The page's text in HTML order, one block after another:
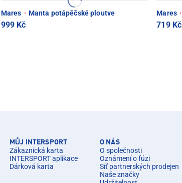
Mares · Manta potápěčské ploutve
999 Kč
Mares ·
719 Kč
MŮJ INTERSPORT
Zákaznická karta
INTERSPORT aplikace
Dárková karta
O NÁS
O společnosti
Oznámení o fúzi
Síť partnerských prodejen
Naše značky